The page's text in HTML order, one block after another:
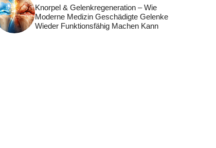
Knorpel & Gelenkregeneration – Wie
Moderne Medizin Geschädigte Gelenke
Wieder Funktionsfähig Machen Kann